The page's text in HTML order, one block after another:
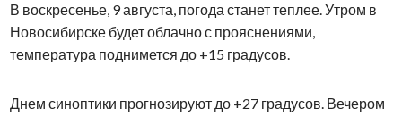
В воскресенье, 9 августа, погода станет теплее. Утром в
Новосибирске будет облачно с прояснениями,
температура поднимется до +15 градусов.
Днем синоптики прогнозируют до +27 градусов. Вечером